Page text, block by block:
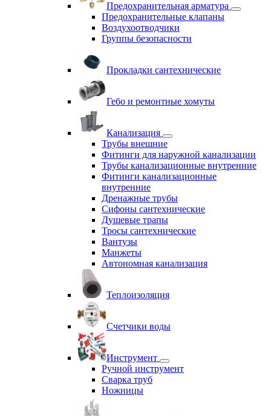
Предохранительная арматура
Предохранительные клапаны
Воздухоотводчики
Группы безопасности
Прокладки сантехнические
Гебо и ремонтные хомуты
Канализация
Трубы внешние
Фитинги для наружной канализации
Трубы канализационные внутренние
Фитинги канализационные
внутренние
Дренажные трубы
Сифоны сантехнические
Душевые трапы
Тросы сантехнические
Вантузы
Манжеты
Автономная канализация
Теплоизоляция
Счетчики воды
Инструмент
Ручной инструмент
Сварка труб
Ножницы